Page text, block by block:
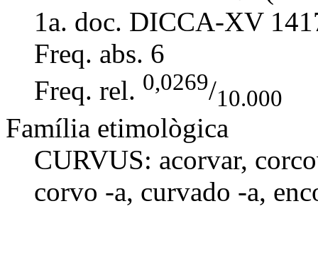
1a. doc. DICCA-XV
Freq. abs. 6
Freq. rel. 0,0269/10.000
Família etimològica
CURVUS: acorvar,
corvo -a, curvado -a,